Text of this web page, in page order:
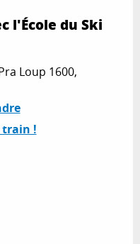
l'École du Ski
Loup 1600,
train !